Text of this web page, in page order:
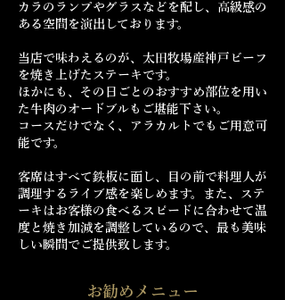
カラのランプやグラスなどを配し、高級感の
ある空間を演出しております。
当店で味わえるのが、太田牧場産神戸ビーフ
を焼き上げたステーキです。
ほかにも、その日ごとのおすすめ部位を用い
た牛肉のオードブルもご堪能下さい。
コースだけでなく、アラカルトでもご用意可
能です。
客席はすべて鉄板に面し、目の前で料理人が
調理するライブ感を楽しめます。また、ステ
ーキはお客様の食べるスピードに合わせて温
度と焼き加減を調整しているので、最も美味
しい瞬間でご提供致します。
​お勧めメニュー